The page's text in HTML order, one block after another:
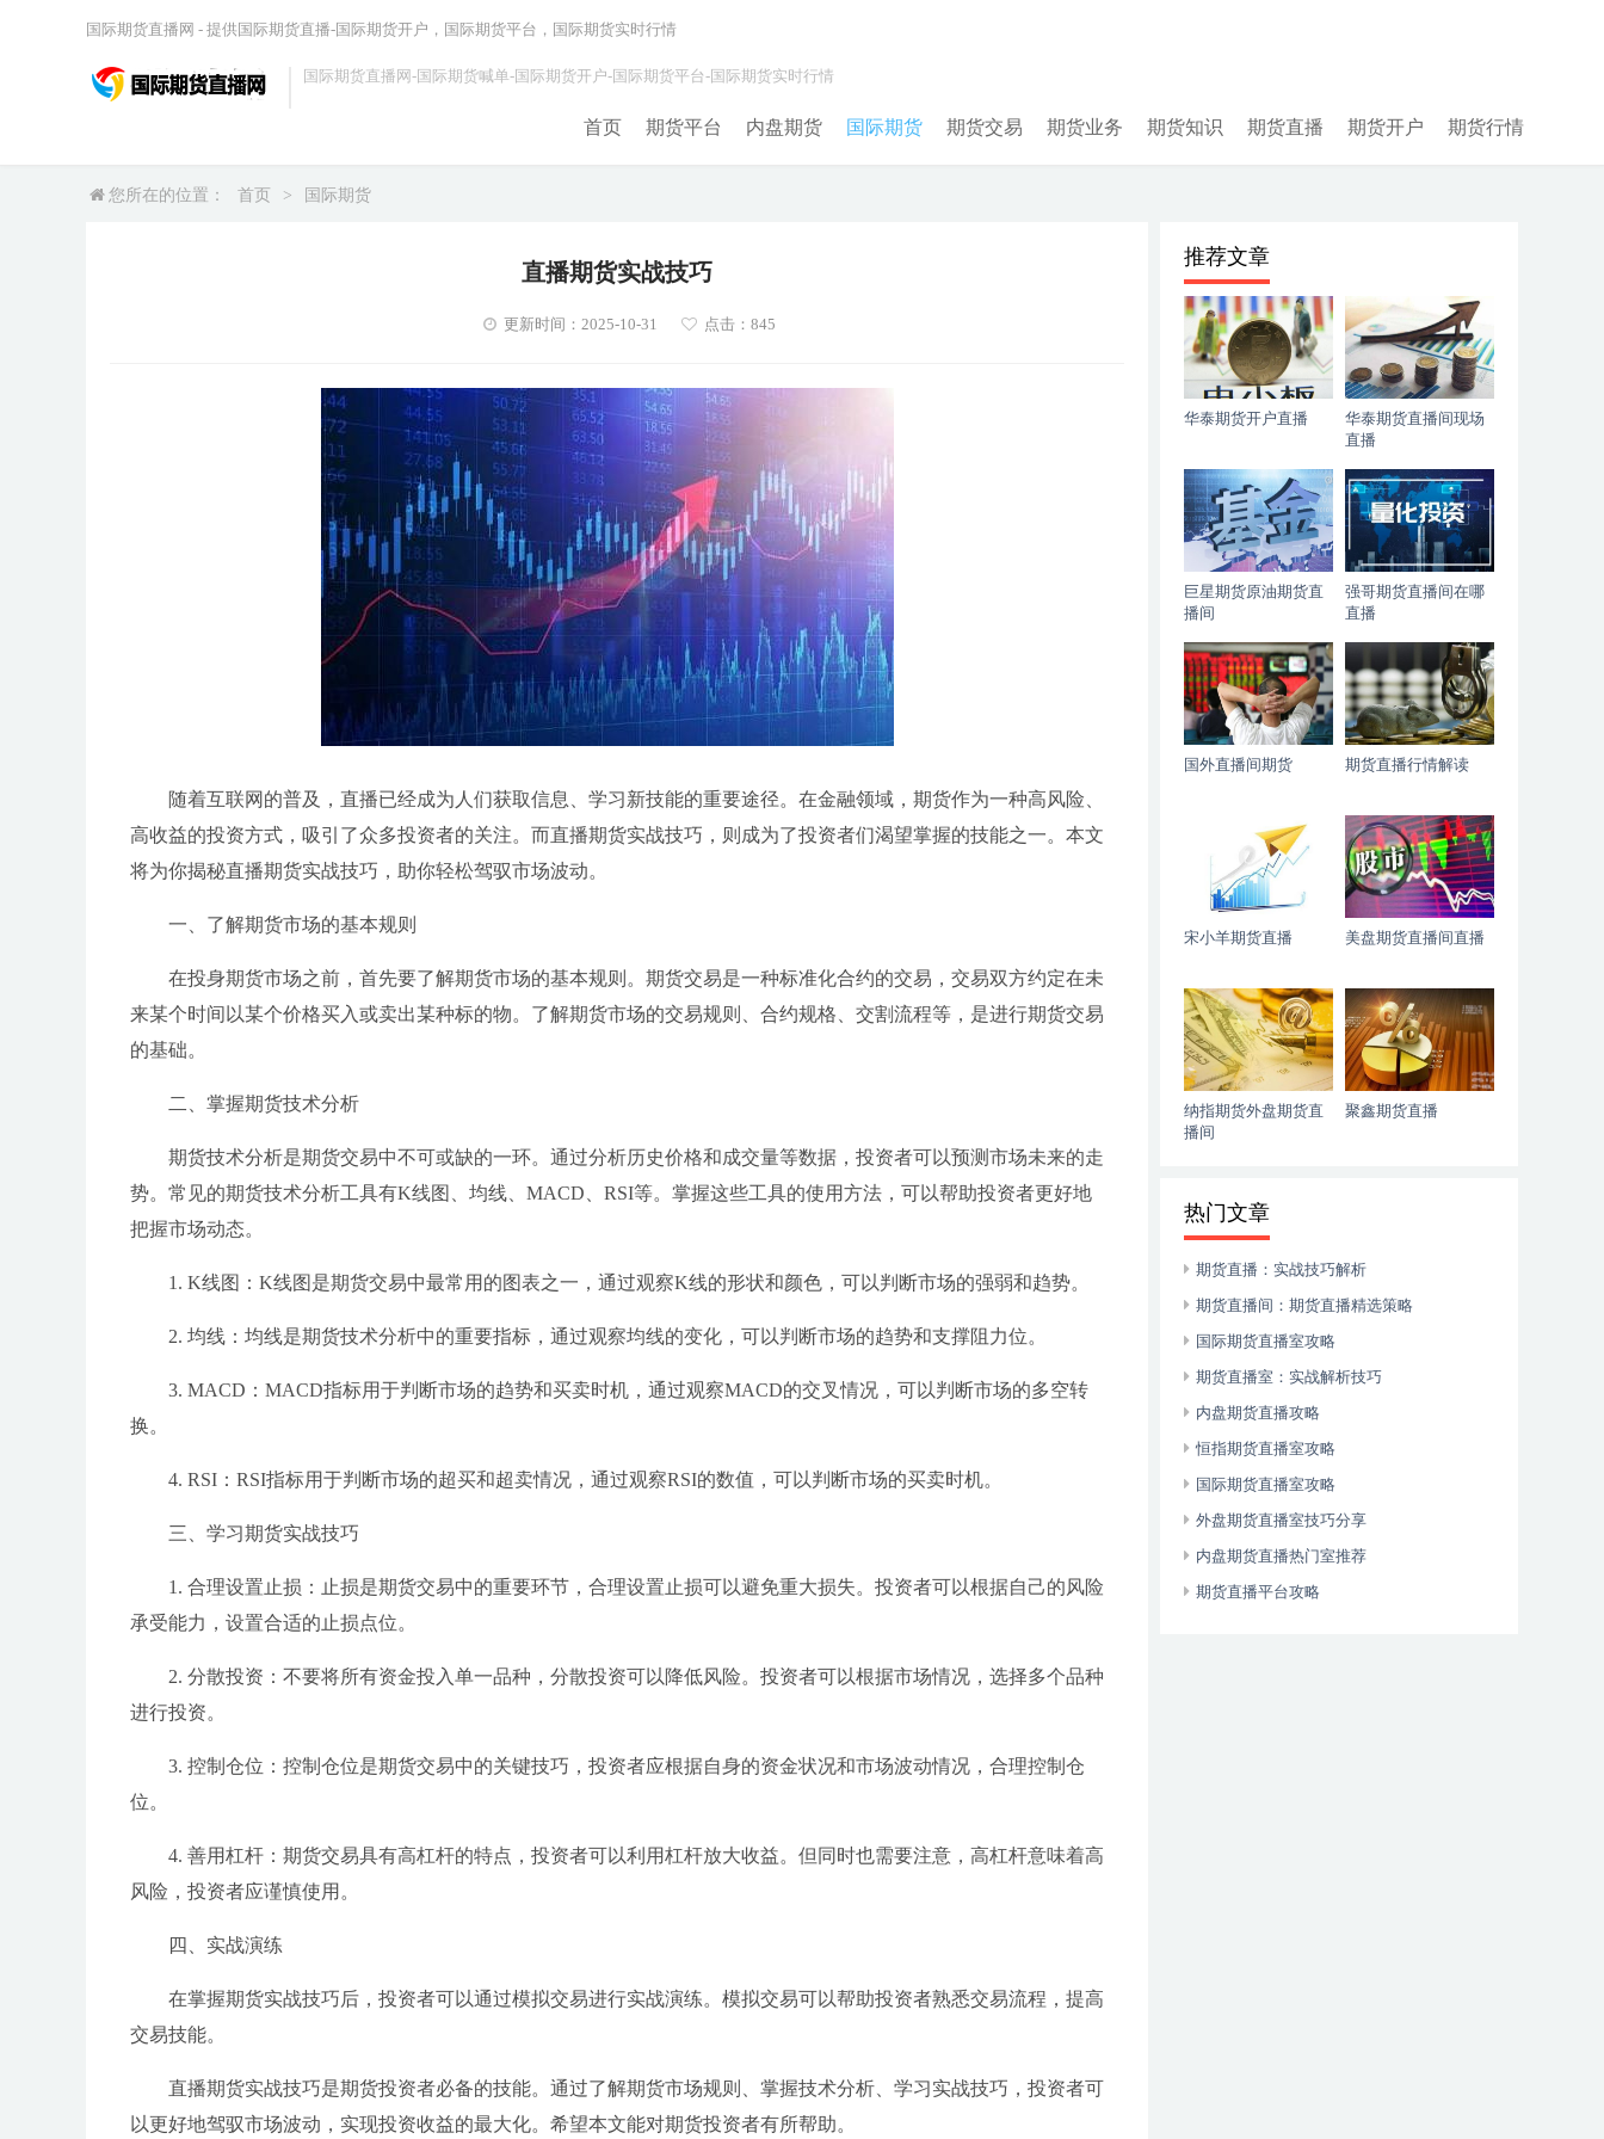
国际期货直播网-国际期货喊单-国际期货开户-国际期货平台-国际期货实时行情
首页 期货平台 内盘期货 国际期货 期货交易 期货业务 期货知识 期货直播 期货开户 期货行情
国际期货直播网 - 提供国际期货直播-国际期货开户，国际期货平台，国际期货实时行情
您所在的位置： 首页 > 国际期货
直播期货实战技巧
更新时间：2025-10-31 点击：845
随着互联网的普及，直播已经成为人们获取信息、学习新技能的重要途径。在金融领域，期货作为一种高风险、
高收益的投资方式，吸引了众多投资者的关注。而直播期货实战技巧，则成为了投资者们渴望掌握的技能之一。本文
将为你揭秘直播期货实战技巧，助你轻松驾驭市场波动。
一、了解期货市场的基本规则
在投身期货市场之前，首先要了解期货市场的基本规则。期货交易是一种标准化合约的交易，交易双方约定在未
来某个时间以某个价格买入或卖出某种标的物。了解期货市场的交易规则、合约规格、交割流程等，是进行期货交易
的基础。
二、掌握期货技术分析
期货技术分析是期货交易中不可或缺的一环。通过分析历史价格和成交量等数据，投资者可以预测市场未来的走
势。常见的期货技术分析工具有K线图、均线、MACD、RSI等。掌握这些工具的使用方法，可以帮助投资者更好地
把握市场动态。
1. K线图：K线图是期货交易中最常用的图表之一，通过观察K线的形状和颜色，可以判断市场的强弱和趋势。
2. 均线：均线是期货技术分析中的重要指标，通过观察均线的变化，可以判断市场的趋势和支撑阻力位。
3. MACD：MACD指标用于判断市场的趋势和买卖时机，通过观察MACD的交叉情况，可以判断市场的多空转
换。
4. RSI：RSI指标用于判断市场的超买和超卖情况，通过观察RSI的数值，可以判断市场的买卖时机。
三、学习期货实战技巧
1. 合理设置止损：止损是期货交易中的重要环节，合理设置止损可以避免重大损失。投资者可以根据自己的风险
承受能力，设置合适的止损点位。
2. 分散投资：不要将所有资金投入单一品种，分散投资可以降低风险。投资者可以根据市场情况，选择多个品种
进行投资。
3. 控制仓位：控制仓位是期货交易中的关键技巧，投资者应根据自身的资金状况和市场波动情况，合理控制仓
位。
4. 善用杠杆：期货交易具有高杠杆的特点，投资者可以利用杠杆放大收益。但同时也需要注意，高杠杆意味着高
风险，投资者应谨慎使用。
四、实战演练
在掌握期货实战技巧后，投资者可以通过模拟交易进行实战演练。模拟交易可以帮助投资者熟悉交易流程，提高
交易技能。
直播期货实战技巧是期货投资者必备的技能。通过了解期货市场规则、掌握技术分析、学习实战技巧，投资者可
以更好地驾驭市场波动，实现投资收益的最大化。希望本文能对期货投资者有所帮助。
推荐文章
华泰期货开户直播
华泰期货直播间现场
直播
巨星期货原油期货直
播间
强哥期货直播间在哪
直播
国外直播间期货 期货直播行情解读
宋小羊期货直播 美盘期货直播间直播
纳指期货外盘期货直
播间
聚鑫期货直播
热门文章
期货直播：实战技巧解析
期货直播间：期货直播精选策略
国际期货直播室攻略
期货直播室：实战解析技巧
内盘期货直播攻略
恒指期货直播室攻略
国际期货直播室攻略
外盘期货直播室技巧分享
内盘期货直播热门室推荐
期货直播平台攻略